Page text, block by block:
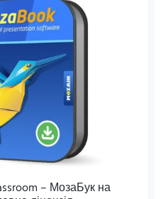
– МозаБук на